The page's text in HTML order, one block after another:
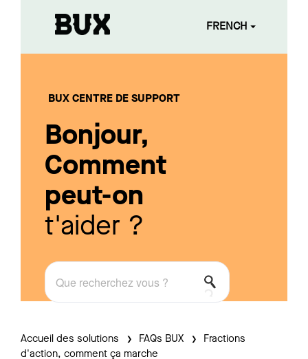
FRENCH
BUX CENTRE DE SUPPORT
Bonjour,
Comment
peut-on
t'aider ?
Accueil des solutions FAQs BUX
Fractions
d'action, comment ça marche